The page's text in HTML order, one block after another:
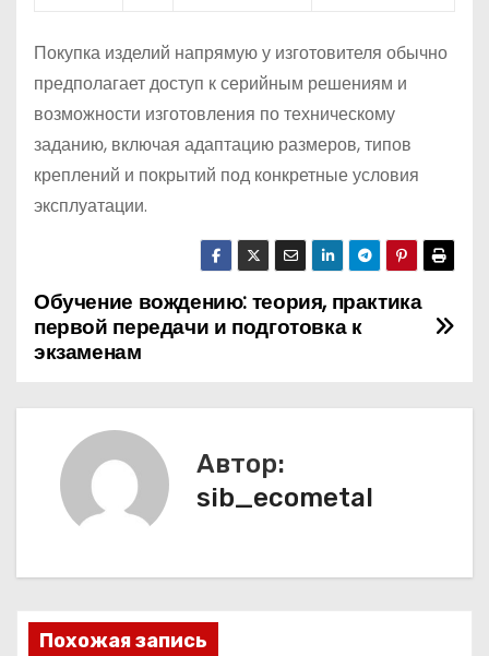
Покупка изделий напрямую у изготовителя обычно
предполагает доступ к серийным решениям и
возможности изготовления по техническому
заданию, включая адаптацию размеров, типов
креплений и покрытий под конкретные условия
эксплуатации.
Н
а
в
ц
и
Обучение вождению: теория, практика
первой передачи и подготовка к
экзаменам
Автор:
sib_ecometal
Похожая запись